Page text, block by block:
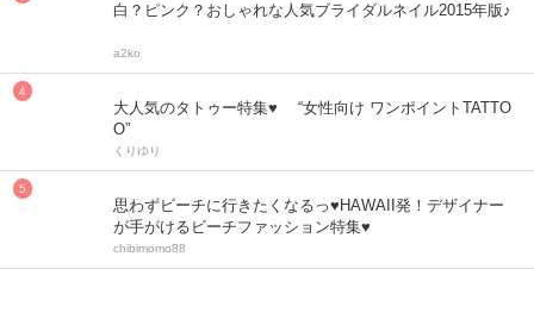
白？ピンク？おしゃれな人気ブライダルネイル2015年版♪
a2ko
大人気のタトゥー特集♥ “女性向け ワンポイントTATTO
O”
くりゆり
思わずビーチに行きたくなるっ♥HAWAII発！デザイナー
が手がけるビーチファッション特集♥
chibimomo88